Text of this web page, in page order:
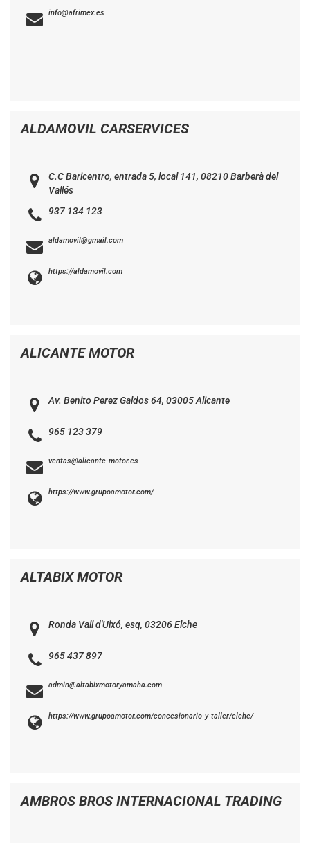
info@afrimex.es
ALDAMOVIL CARSERVICES
C.C Baricentro, entrada 5, local 141, 08210 Barberà del
Vallés
937 134 123
aldamovil@gmail.com
https://aldamovil.com
ALICANTE MOTOR
Av. Benito Perez Galdos 64, 03005 Alicante
965 123 379
ventas@alicante-motor.es
https://www.grupoamotor.com/
ALTABIX MOTOR
Ronda Vall d'Uixó, esq, 03206 Elche
965 437 897
admin@altabixmotoryamaha.com
https://www.grupoamotor.com/concesionario-y-taller/elche/
AMBROS BROS INTERNACIONAL TRADING